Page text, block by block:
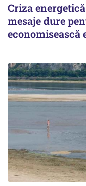
Criza
mesaje dure
economisească